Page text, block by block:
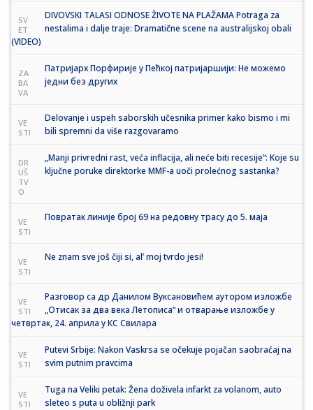
SV
ET
DIVOVSKI TALASI ODNOSE ŽIVOTE NA PLAŽAMA Potraga za
nestalima i dalje traje: Dramatične scene na australijskoj obali
(VIDEO)
ZA
BA
VA
Патријарх Порфирије у Пећкој патријаршији: Не можемо
једни без других
VE
STI
Delovanje i uspeh saborskih učesnika primer kako bismo i mi
bili spremni da više razgovaramo
DR
UŠ
TV
O
„Manji privredni rast, veća inflacija, ali neće biti recesije“: Koje su
ključne poruke direktorke MMF-a uoči prolećnog sastanka?
VE
STI
Повратак линије број 69 на редовну трасу до 5. маја
VE
STI
Ne znam sve još čiji si, al’ moj tvrdo jesi!
VE
STI
Разговор са др Данилом Вуксановићем аутором изложбе
„Отисак за два века Летописа“ и отварање изложбе у
четвртак, 24. априла у КС Свилара
VE
STI
Putevi Srbije: Nakon Vaskrsa se očekuje pojačan saobraćaj na
svim putnim pravcima
VE
STI
Tuga na Veliki petak: Žena doživela infarkt za volanom, auto
sleteo s puta u obližnji park